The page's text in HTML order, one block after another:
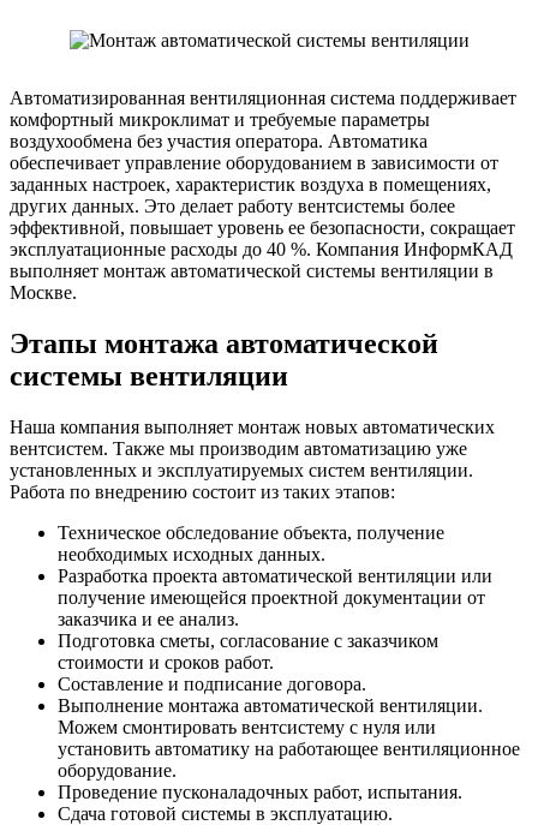
Автоматизированная вентиляционная система поддерживает
комфортный микроклимат и требуемые параметры
воздухообмена без участия оператора. Автоматика
обеспечивает управление оборудованием в зависимости от
заданных настроек, характеристик воздуха в помещениях,
других данных. Это делает работу вентсистемы более
эффективной, повышает уровень ее безопасности, сокращает
эксплуатационные расходы до 40 %. Компания ИнформКАД
выполняет монтаж автоматической системы вентиляции в
Москве.
Этапы монтажа автоматической
системы вентиляции
Наша компания выполняет монтаж новых автоматических
вентсистем. Также мы производим автоматизацию уже
установленных и эксплуатируемых систем вентиляции.
Работа по внедрению состоит из таких этапов:
Техническое обследование объекта, получение
необходимых исходных данных.
Разработка проекта автоматической вентиляции или
получение имеющейся проектной документации от
заказчика и ее анализ.
Подготовка сметы, согласование с заказчиком
стоимости и сроков работ.
Составление и подписание договора.
Выполнение монтажа автоматической вентиляции.
Можем смонтировать вентсистему с нуля или
установить автоматику на работающее вентиляционное
оборудование.
Проведение пусконаладочных работ, испытания.
Сдача готовой системы в эксплуатацию.